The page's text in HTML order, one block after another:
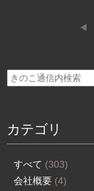
カテゴリ
すべて (303)
会社概要 (4)